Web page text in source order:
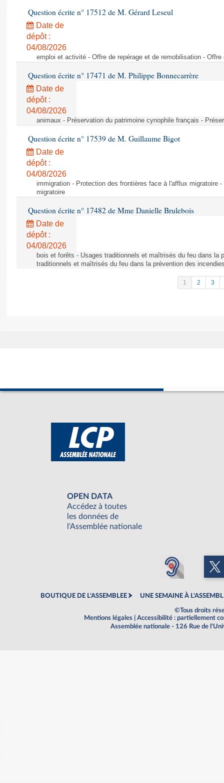
Question écrite n° 17512 de M. Gérard Leseul
Date de
dépôt :
04/08/2026
emploi et activité - Offre de repérage et de remobilisation -
Question écrite n° 17471 de M. Philippe Bonnecarrère
Date de
dépôt :
04/08/2026
animaux - Préservation du patrimoine cynophile français -
Question écrite n° 17539 de M. Guillaume Bigot
Date de
dépôt :
04/08/2026
immigration - Protection des frontières face à l'afflux migratoire
migratoire
Question écrite n° 17482 de Mme Danielle Brulebois
Date de
dépôt :
04/08/2026
bois et forêts - Usages traditionnels et maîtrisés du feu dans la
traditionnels et maîtrisés du feu dans la prévention des
1 2 3
OPEN DATA
Accédez à toutes
les données de
l'Assemblée nationale
BOUTIQUE DE L'ASSEMBLEE UNE SEMAINE À
©Tous droits
Mentions légales
Accessibilité : partiellement
Assemblée nationale - 126 Rue de